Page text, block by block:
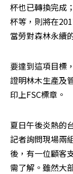
杯也已轉換完成
杯等，則將在
當勞對森林永續
要達到這項目標
證明林木生產及
印上FSC標章。
夏日午後炎熱的
記者詢問現場兩
後，有一位顧客
需了解。雖然大